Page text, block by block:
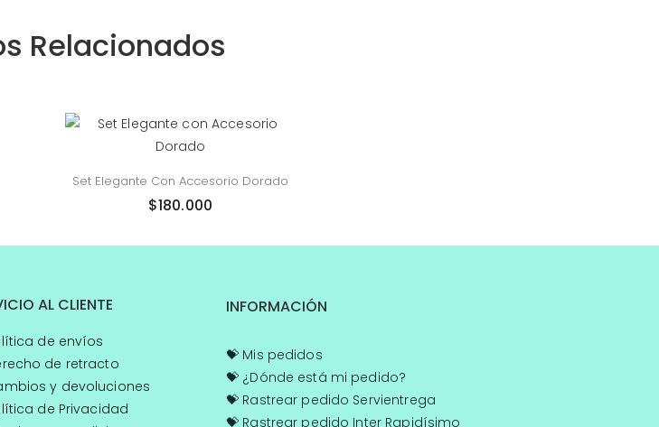
Relacionados
Set Elegante Con Accesorio Dorado
$180.000
AL CLIENTE
de envíos
de retracto
y devoluciones
de Privacidad
INFORMACIÓN
💝 Mis pedidos
💝 ¿Dónde está mi pedido?
💝 Rastrear pedido Servientrega
💝 Rastrear pedido Inter Rapidísimo